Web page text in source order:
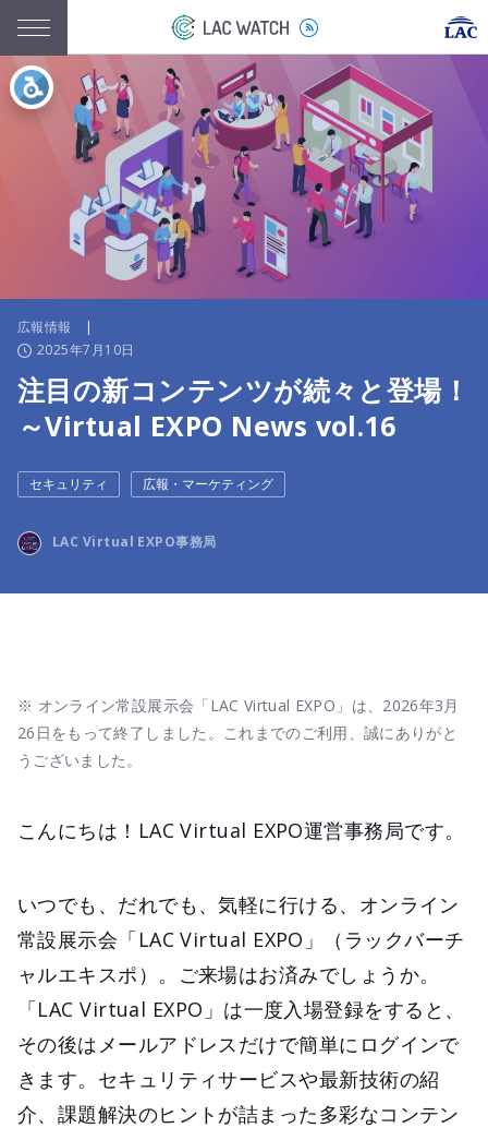
広報情報
|
2025年7月10日
注目の新コンテンツが続々と登場！
～Virtual EXPO News vol.16
セキュリティ 広報・マーケティング
LAC Virtual EXPO事務局
※ オンライン常設展示会「LAC Virtual EXPO」は、2026年3月
26日をもって終了しました。これまでのご利用、誠にありがと
うございました。
こんにちは！LAC Virtual EXPO運営事務局です。
いつでも、だれでも、気軽に行ける、オンライン
常設展示会「LAC Virtual EXPO」（ラックバーチ
ャルエキスポ）。ご来場はお済みでしょうか。
「LAC Virtual EXPO」は一度入場登録をすると、
その後はメールアドレスだけで簡単にログインで
きます。セキュリティサービスや最新技術の紹
介、課題解決のヒントが詰まった多彩なコンテン